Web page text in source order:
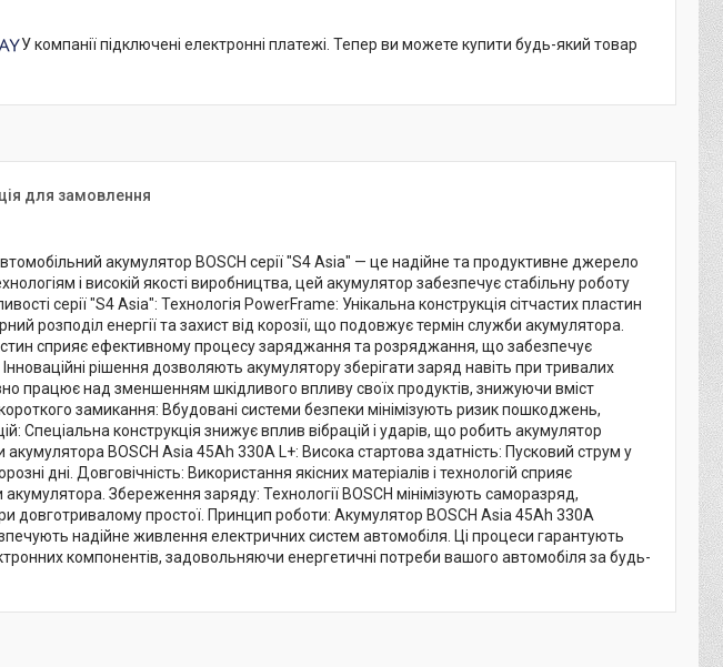
У компанії підключені електронні платежі. Тепер ви можете купити будь-який товар
для замовлення
акумулятор BOSCH серії "S4 Asia" — це надійне та продуктивне джерело
і високій якості виробництва, цей акумулятор забезпечує стабільну роботу
серії "S4 Asia": Технологія PowerFrame: Унікальна конструкція сітчастих пластин
розподіл енергії та захист від корозії, що подовжує термін служби акумулятора.
сприяє ефективному процесу заряджання та розряджання, що забезпечує
рішення дозволяють акумулятору зберігати заряд навіть при тривалих
працює над зменшенням шкідливого впливу своїх продуктів, знижуючи вміст
замикання: Вбудовані системи безпеки мінімізують ризик пошкоджень,
Спеціальна конструкція знижує вплив вібрацій і ударів, що робить акумулятор
BOSCH Asia 45Ah 330A L+: Висока стартова здатність: Пусковий струм у
дні. Довговічність: Використання якісних матеріалів і технологій сприяє
Збереження заряду: Технології BOSCH мінімізують саморазряд,
довготривалому простої. Принцип роботи: Акумулятор BOSCH Asia 45Ah 330A
надійне живлення електричних систем автомобіля. Ці процеси гарантують
компонентів, задовольняючи енергетичні потреби вашого автомобіля за будь-